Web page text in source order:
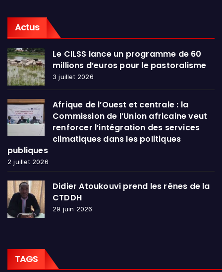
Actus
Le CILSS lance un programme de 60
millions d’euros pour le pastoralisme
3 juillet 2026
Afrique de l’Ouest et centrale : la
Commission de l’Union africaine veut
renforcer l’intégration des services
climatiques dans les politiques
publiques
2 juillet 2026
Didier Atoukouvi prend les rênes de la
CTDDH
29 juin 2026
TAGS